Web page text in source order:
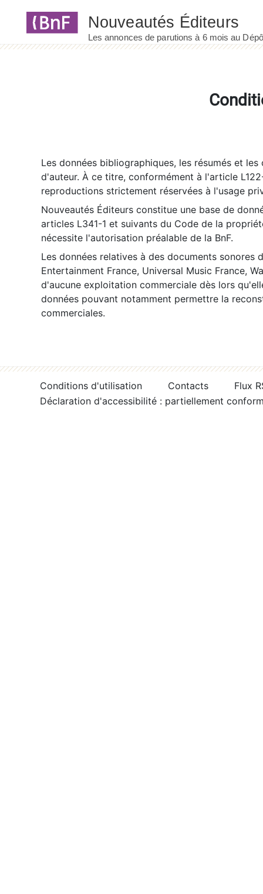
Les données bibliographiques, les résumés et
d'auteur. À ce titre, conformément à l'article
reproductions strictement réservées à l'usage
Nouveautés Éditeurs constitue une base de
articles L341-1 et suivants du Code de la
nécessite l'autorisation préalable de la BnF.
Les données relatives à des documents sonores
Entertainment France, Universal Music France,
d'aucune exploitation commerciale dès lors
données pouvant notamment permettre la
commerciales.
Conditions d'utilisation Contacts
Flux
Déclaration d'accessibilité : partiellement